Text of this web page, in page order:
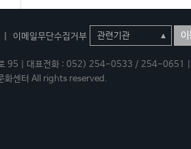
이메일무단수집거부 이
로 95 | 대표전화 : 052) 254-0533 / 254-
센터 All rights reserved.